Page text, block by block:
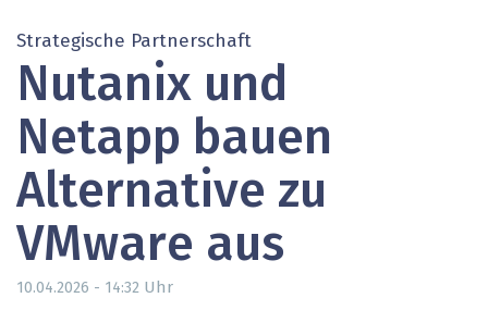
Strategische Partnerschaft
Nutanix und
Netapp bauen
Alternative zu
VMware aus
10.04.2026 - 14:32 Uhr